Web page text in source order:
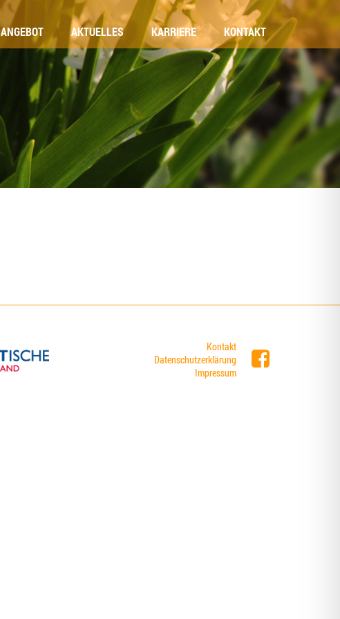
ANGE­BOT AKTU­EL­LES KAR­RIE­RE KON­TAKT
Kontakt
Datenschutzerklärung
Impressum